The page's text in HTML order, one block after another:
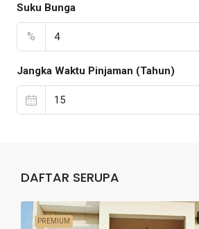
Suku Bunga
%
Jangka Waktu Pinjaman (Tahun)
DAFTAR SERUPA
PREMIUM